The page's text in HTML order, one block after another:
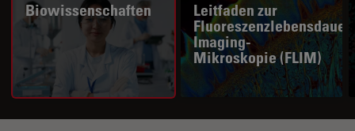
Biowissenschaften
Leitfaden zur
Fluoreszenzlebensdauer-
Imaging-
Mikroskopie (FLIM)